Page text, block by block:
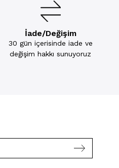
Pijama
daha
gibi
polar
İade/Değişim
30 gün içerisinde iade ve
değişim hakkı sunuyoruz